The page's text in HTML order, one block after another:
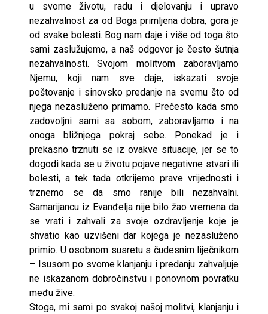
u svome životu, radu i djelovanju i upravo
nezahvalnost za od Boga primljena dobra, gora je
od svake bolesti. Bog nam daje i više od toga što
sami zaslužujemo, a naš odgovor je često šutnja
nezahvalnosti. Svojom molitvom zaboravljamo
Njemu, koji nam sve daje, iskazati svoje
poštovanje i sinovsko predanje na svemu što od
njega nezasluženo primamo. Prečesto kada smo
zadovoljni sami sa sobom, zaboravljamo i na
onoga bližnjega pokraj sebe. Ponekad je i
prekasno trznuti se iz ovakve situacije, jer se to
dogodi kada se u životu pojave negativne stvari ili
bolesti, a tek tada otkrijemo prave vrijednosti i
trznemo se da smo ranije bili nezahvalni.
Samarijancu iz Evanđelja nije bilo žao vremena da
se vrati i zahvali za svoje ozdravljenje koje je
shvatio kao uzvišeni dar kojega je nezasluženo
primio. U osobnom susretu s čudesnim liječnikom
– Isusom po svome klanjanju i predanju zahvaljuje
ne iskazanom dobročinstvu i ponovnom povratku
među žive.
Stoga, mi sami po svakoj našoj molitvi, klanjanju i